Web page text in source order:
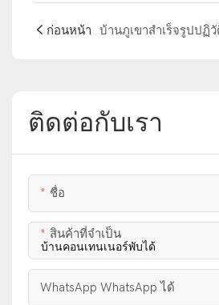
ก่อนหน้า
ติดต่อกับเรา
ชื่อ
สินค้าที่จำเป็น
WhatsApp WhatsApp ได้